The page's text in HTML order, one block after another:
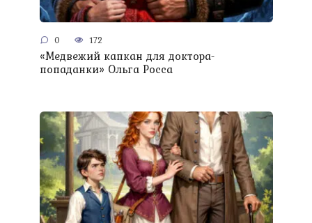
0 172
«Медвежий капкан для доктора-
попаданки» Ольга Росса